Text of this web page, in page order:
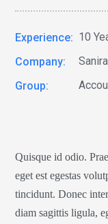
Experience: 10
Company:
Group:
Quisque id odio.
eget est egestas
tincidunt. Donec
diam sagittis ligula,